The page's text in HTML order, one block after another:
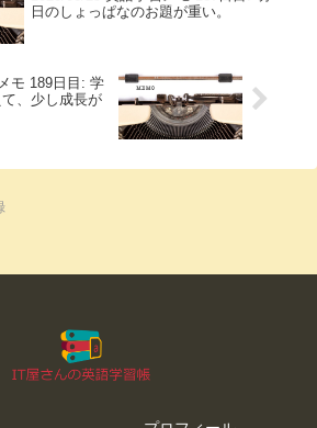
日のしょっぱなのお題が重い。
モ 189日目: 学
、少し成長が